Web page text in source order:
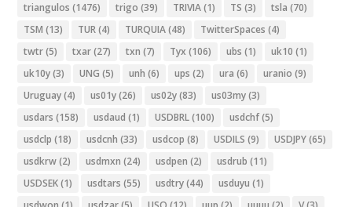
triangulos (1476) trigo (39) TRIVIA(1) TS (3) tsla (70)
TSM (13) TUR(4) TURQUIA(48) TwitterSpaces (4)
twtr(5) txar(27) txn (7) Tyx (106) ubs (1) uk10 (1)
uk10y(3) UNG (5) unh (6) ups (2) ura (6) uranio (9)
Uruguay(4) us01y(26) us02y(83) us03my(3)
usdars (158) usdaud (1) USDBRL(100) usdchf(5)
usdclp (18) usdcnh (33) usdcop (8) USDILS (9) USDJPY(65)
usdkrw(2) usdmxn (24) usdpen (2) usdrub (11)
USDSEK(1) usdtars (55) usdtry(44) usduyu (1)